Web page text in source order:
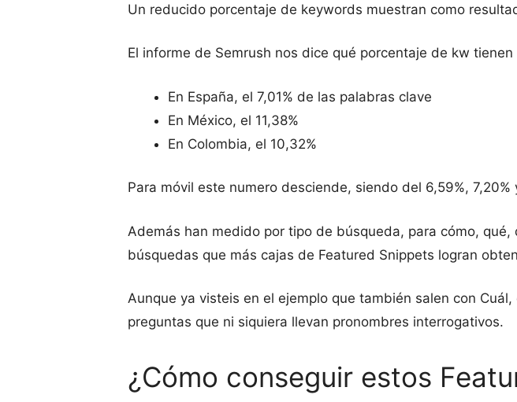
Un reducido porcentaje de keywords muestran como
El informe de Semrush nos dice qué porcentaje de kw tienen
En España, el 7,01% de las palabras clave
En México, el 11,38%
En Colombia, el 10,32%
Para móvil este numero desciende, siendo del 6,59%,
Además han medido por tipo de búsqueda, para cómo, qué,
búsquedas que más cajas de Featured Snippets logran
Aunque ya visteis en el ejemplo que también salen con
preguntas que ni siquiera llevan pronombres interrogativos.
¿Cómo conseguir estos